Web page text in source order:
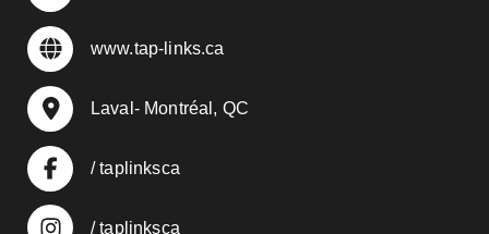
www.tap-links.ca
Laval- Montréal, QC
/ taplinksca
/ taplinksca